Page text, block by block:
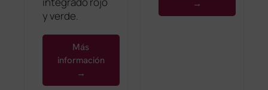
y verde.
Más
información
→
→